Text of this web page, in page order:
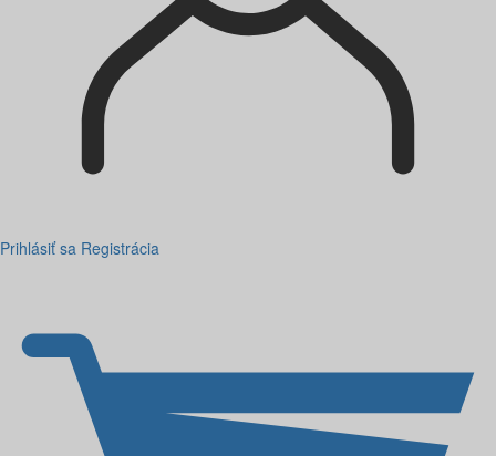
Prihlásiť sa Registrácia